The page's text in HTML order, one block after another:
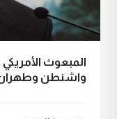
المبعوث
واشنطن وطهران: